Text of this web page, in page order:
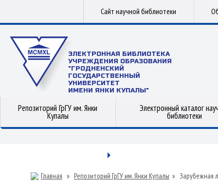
Сайт научной библиотеки
ЭЛЕКТРОННАЯ БИБЛИОТЕКА
УЧРЕЖДЕНИЯ ОБРАЗОВАНИЯ
"ГРОДНЕНСКИЙ
ГОСУДАРСТВЕННЫЙ
УНИВЕРСИТЕТ
ИМЕНИ ЯНКИ КУПАЛЫ"
Репозиторий ГрГУ им. Янки
Купалы
Электронный каталог
библиотеки
Главная » Репозиторий ГрГУ им. Янки Купалы » Зарубежная